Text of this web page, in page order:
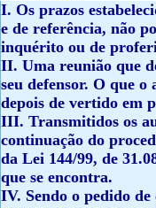
I. Os prazos
e de referência, não
inquérito ou de
II. Uma reunião que
seu defensor. O que
depois de vertido em
III. Transmitidos os
continuação do
da Lei 144/99, de
que se encontra.
IV. Sendo o pedido